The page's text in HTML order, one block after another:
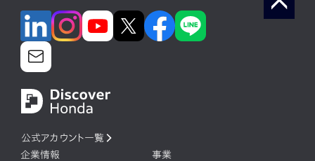
公式アカウント一覧
企業情報
事業